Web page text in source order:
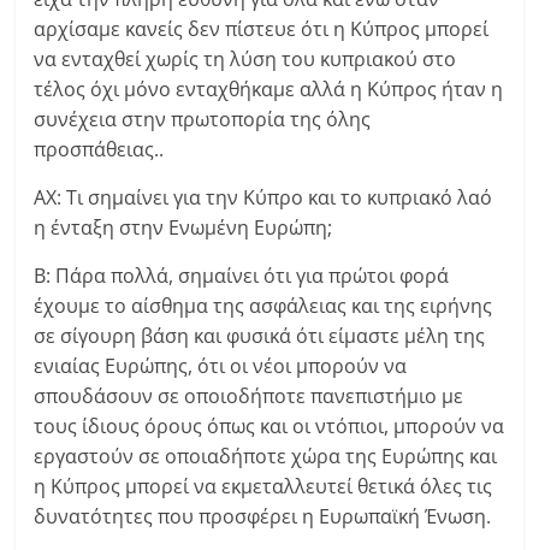
αρχίσαμε κανείς δεν πίστευε ότι η Κύπρος μπορεί
να ενταχθεί χωρίς τη λύση του κυπριακού στο
τέλος όχι μόνο ενταχθήκαμε αλλά η Κύπρος ήταν η
συνέχεια στην πρωτοπορία της όλης
προσπάθειας..
ΑΧ: Τι σημαίνει για την Κύπρο και το κυπριακό λαό
η ένταξη στην Ενωμένη Ευρώπη;
Β: Πάρα πολλά, σημαίνει ότι για πρώτοι φορά
έχουμε το αίσθημα της ασφάλειας και της ειρήνης
σε σίγουρη βάση και φυσικά ότι είμαστε μέλη της
ενιαίας Ευρώπης, ότι οι νέοι μπορούν να
σπουδάσουν σε οποιοδήποτε πανεπιστήμιο με
τους ίδιους όρους όπως και οι ντόπιοι, μπορούν να
εργαστούν σε οποιαδήποτε χώρα της Ευρώπης και
η Κύπρος μπορεί να εκμεταλλευτεί θετικά όλες τις
δυνατότητες που προσφέρει η Ευρωπαϊκή Ένωση.